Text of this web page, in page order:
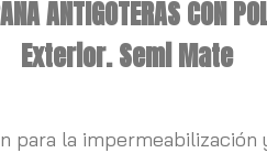
ANTIGOTERAS CON
Exterior. Semi Mate
para la impermeabilización